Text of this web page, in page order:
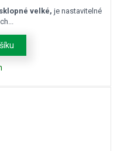
velké, je nastavitelné